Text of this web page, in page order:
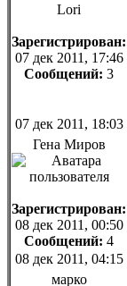
Lori
Зарегистрирован:
07 дек 2011, 17:46
Сообщений: 3
07 дек 2011, 18:03
Гена Миров
Зарегистрирован:
08 дек 2011, 00:50
Сообщений: 4
08 дек 2011, 04:15
марко